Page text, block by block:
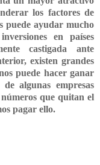
los factores de
puede ayudar mucho
en países
castigada ante
existen grandes
puede hacer ganar
algunas empresas
que quitan el
pagar ello.